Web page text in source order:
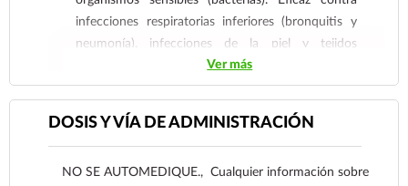
infecciones respiratorias inferiores (bronquitis y
neumonía), infecciones de la piel y tejidos
blandos, otitis media (infección del oído) e
infecciones respiratorias superiores (sinusitis y
tratar infecciones genitales no complicadas
Neisseria gonorrhoeae no multirresistente (no
Ver más
DOSIS Y VÍA DE ADMINISTRACIÓN
NO SE AUTOMEDIQUE., Cualquier información sobre